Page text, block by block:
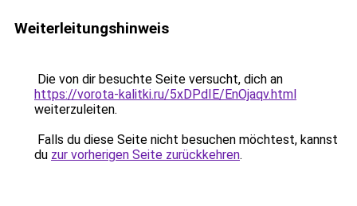
Weiterleitungshinweis
Die von dir besuchte Seite versucht, dich an
https://vorota-kalitki.ru/5xDPdIE/EnOjaqv.html
weiterzuleiten.
Falls du diese Seite nicht besuchen möchtest, kannst
du zur vorherigen Seite zurückkehren.